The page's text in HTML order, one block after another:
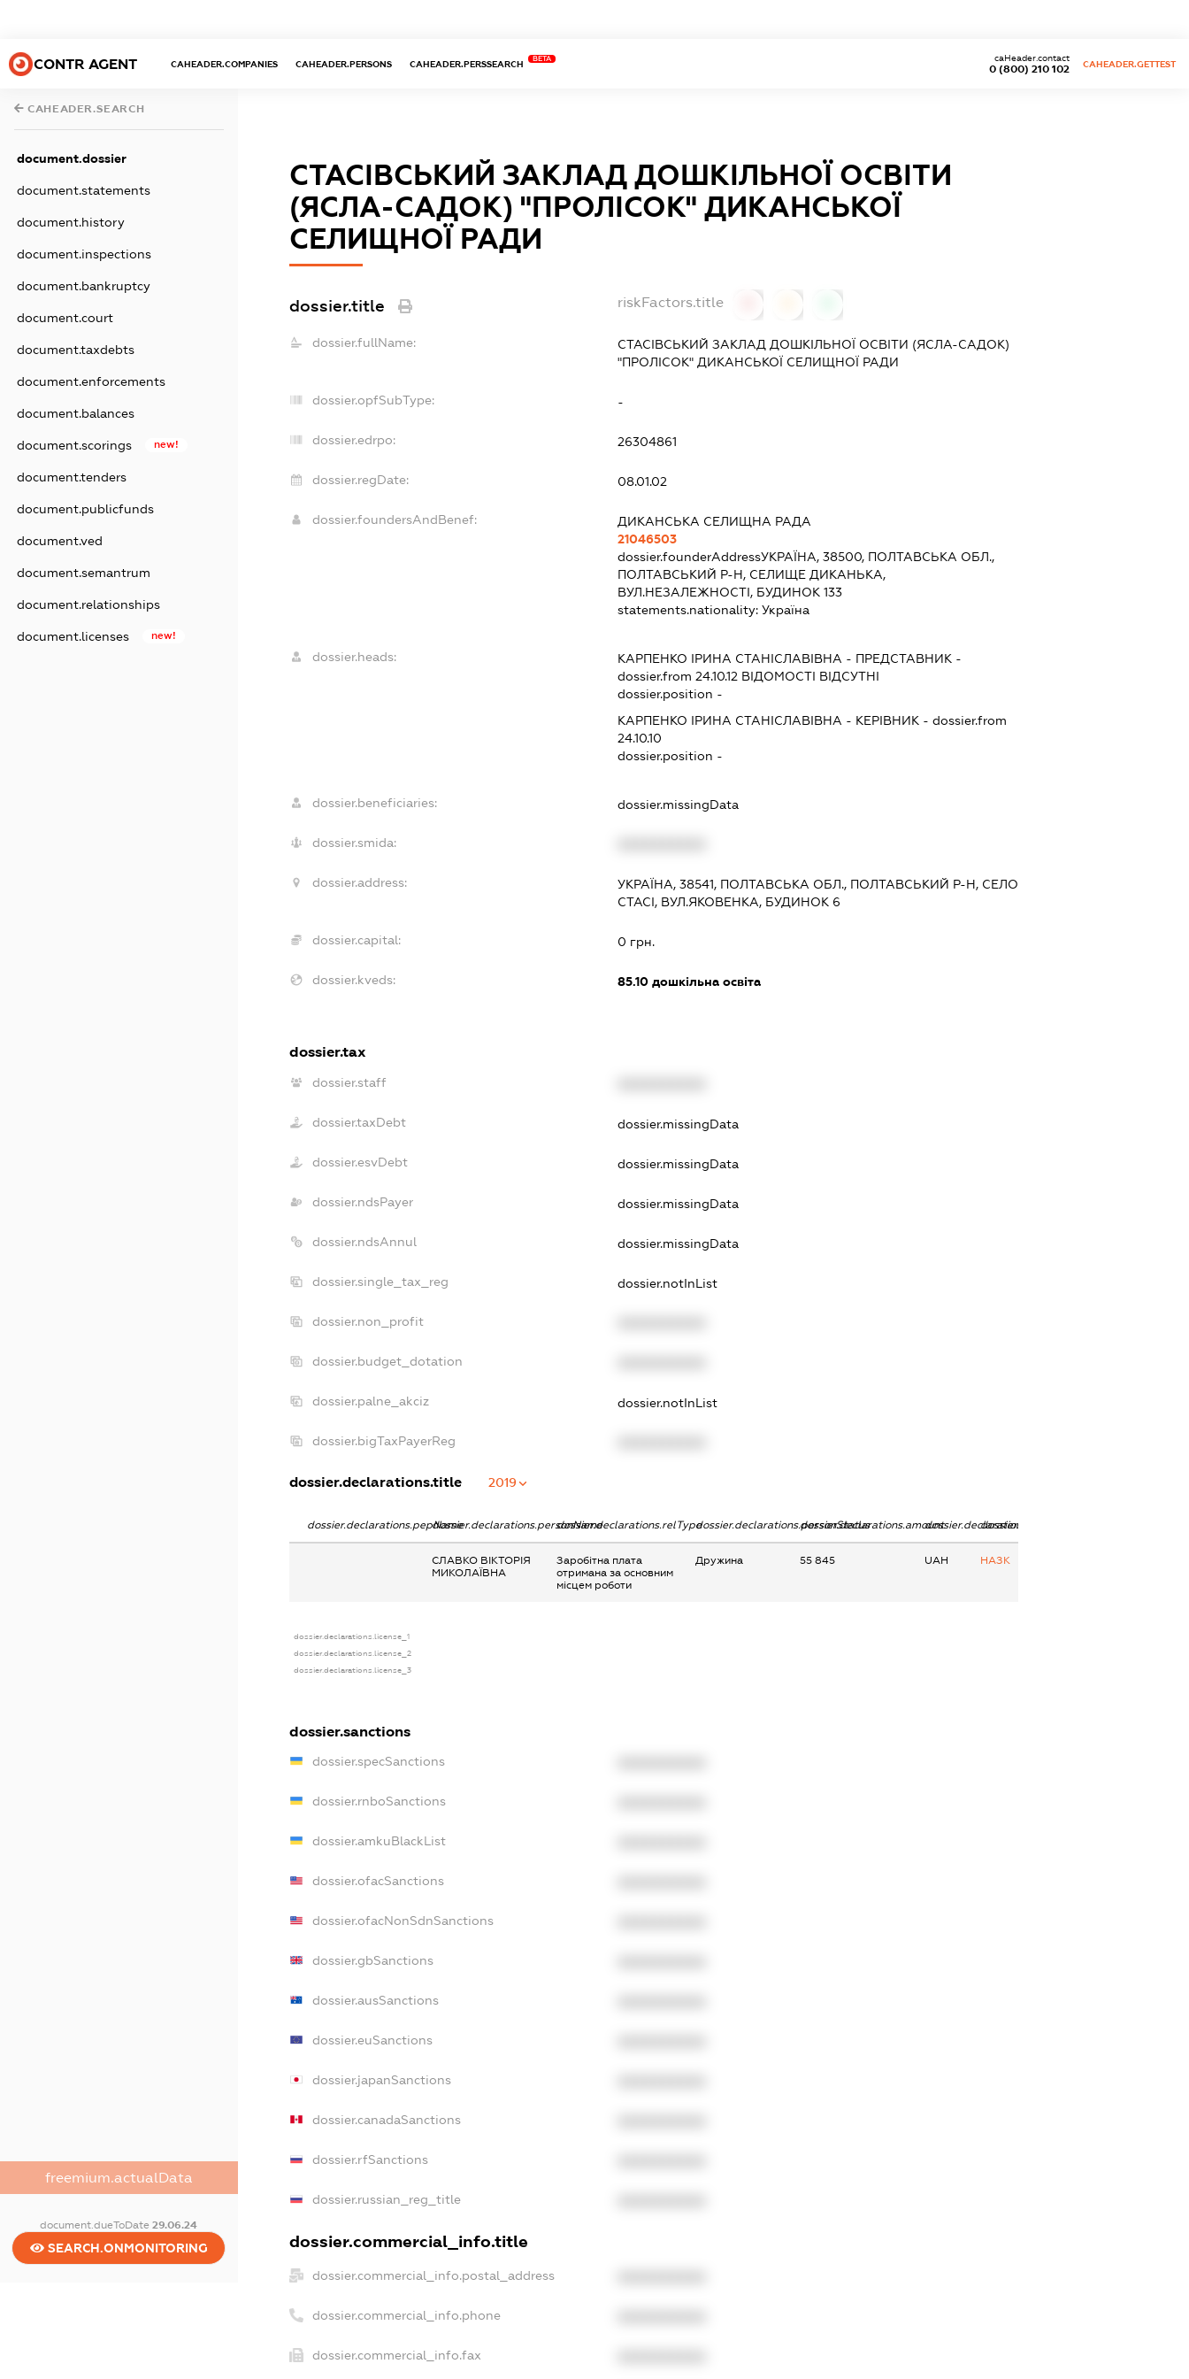
CONTR AGENT CAHEADER.COMPANIES CAHEADER.PERSONS CAHEADER.PERSSEARCH
BETA
0 (800) 210 102
caHeader.contact
CAHEADER.GETTEST
CAHEADER.SEARCH
document.dossier
document.statements
document.history
document.inspections
document.bankruptcy
document.court
document.taxdebts
document.enforcements
document.balances
document.scorings new!
document.tenders
document.publicfunds
document.ved
document.semantrum
document.relationships
document.licenses new!
freemium.actualData
document.dueToDate29.06.24
SEARCH.ONMONITORING
СТАСІВСЬКИЙ ЗАКЛАД ДОШКІЛЬНОЇ ОСВІТИ
(ЯСЛА-САДОК) "ПРОЛІСОК" ДИКАНСЬКОЇ
СЕЛИЩНОЇ РАДИ
dossier.title riskFactors.title
dossier.fullName:
СТАСІВСЬКИЙ ЗАКЛАД ДОШКІЛЬНОЇ ОСВІТИ (ЯСЛА-САДОК)
"ПРОЛІСОК" ДИКАНСЬКОЇ СЕЛИЩНОЇ РАДИ
dossier.opfSubType: -
dossier.edrpo: 26304861
dossier.regDate: 08.01.02
dossier.foundersAndBenef:
ДИКАНСЬКА СЕЛИЩНА РАДА
21046503
dossier.founderAddressУКРАЇНА, 38500, ПОЛТАВСЬКА ОБЛ.,
ПОЛТАВСЬКИЙ Р-Н, СЕЛИЩЕ ДИКАНЬКА,
ВУЛ.НЕЗАЛЕЖНОСТІ, БУДИНОК 133
statements.nationality: Україна
dossier.heads: КАРПЕНКО ІРИНА СТАНІСЛАВІВНА - ПРЕДСТАВНИК -
dossier.from 24.10.12 ВІДОМОСТІ ВІДСУТНІ
dossier.position -
КАРПЕНКО ІРИНА СТАНІСЛАВІВНА - КЕРІВНИК - dossier.from
24.10.10
dossier.position -
dossier.beneficiaries: dossier.missingData
dossier.smida:
dossier.address:
УКРАЇНА, 38541, ПОЛТАВСЬКА ОБЛ., ПОЛТАВСЬКИЙ Р-Н, СЕЛО
СТАСІ, ВУЛ.ЯКОВЕНКА, БУДИНОК 6
dossier.capital: 0 грн.
dossier.kveds: 85.10 дошкільна освіта
dossier.tax
dossier.staff
dossier.taxDebt dossier.missingData
dossier.esvDebt dossier.missingData
dossier.ndsPayer dossier.missingData
dossier.ndsAnnul dossier.missingData
dossier.single_tax_reg dossier.notInList
dossier.non_profit
dossier.budget_dotation
dossier.palne_akciz dossier.notInList
dossier.bigTaxPayerReg
dossier.declarations.title 2019
dossier.declarations.pepNamedossier.declarations.personNamedossier.declarations.relTypedossier.declarations.personStatusdossier.declarations.amountdossier.declarations.currency
dossier.declarations.source
СЛАВКО ВІКТОРІЯ
МИКОЛАЇВНА
Заробітна плата
отримана за основним
місцем роботи
Дружина 55 845 UAH НАЗК
dossier.declarations.license_1
dossier.declarations.license_2
dossier.declarations.license_3
dossier.sanctions
dossier.specSanctions
dossier.rnboSanctions
dossier.amkuBlackList
dossier.ofacSanctions
dossier.ofacNonSdnSanctions
dossier.gbSanctions
dossier.ausSanctions
dossier.euSanctions
dossier.japanSanctions
dossier.canadaSanctions
dossier.rfSanctions
dossier.russian_reg_title
dossier.commercial_info.title
dossier.commercial_info.postal_address
dossier.commercial_info.phone
dossier.commercial_info.fax